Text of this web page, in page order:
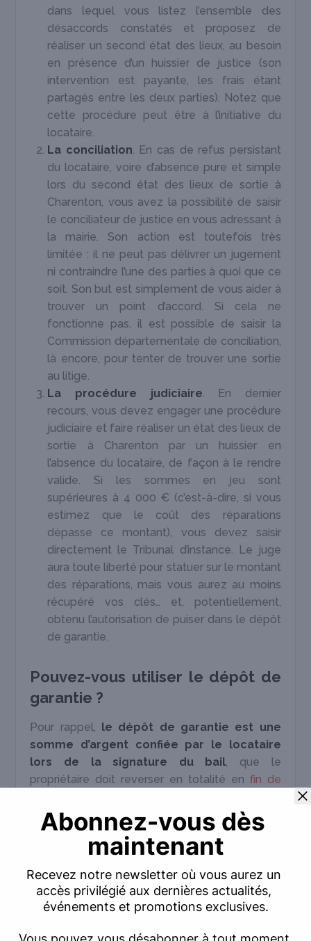
dans lequel vous listez l’ensemble des
désaccords constatés et proposez de
réaliser un second état des lieux, au besoin
en présence d’un huissier de justice (son
intervention est payante, les frais étant
partagés entre les deux parties). Notez que
cette procédure peut être à l’initiative du
locataire.
La conciliation. En cas de refus persistant
du locataire, voire d’absence pure et simple
lors du second état des lieux de sortie à
Charenton, vous avez la possibilité de saisir
le conciliateur de justice en vous adressant à
la mairie. Son action est toutefois très
limitée : il ne peut pas délivrer un jugement
ni contraindre l’une des parties à quoi que ce
soit. Son but est simplement de vous aider à
trouver un point d’accord. Si cela ne
fonctionne pas, il est possible de saisir la
Commission départementale de conciliation,
là encore, pour tenter de trouver une sortie
au litige.
La procédure judiciaire. En dernier
recours, vous devez engager une procédure
judiciaire et faire réaliser un état des lieux de
sortie à Charenton par un huissier en
l’absence du locataire, de façon à le rendre
valide. Si les sommes en jeu sont
supérieures à 4 000 € (c’est-à-dire, si vous
estimez que le coût des réparations
dépasse ce montant), vous devez saisir
directement le Tribunal d’instance. Le juge
aura toute liberté pour statuer sur le montant
des réparations, mais vous aurez au moins
récupéré vos clés… et, potentiellement,
obtenu l’autorisation de puiser dans le dépôt
de garantie.
Pouvez-vous utiliser le dépôt de
garantie ?
Pour rappel, le dépôt de garantie est une
somme d’argent confiée par le locataire
lors de la signature du bail, que le
propriétaire doit reverser en totalité en fin de
puiser dedans, par exemple pour compenser
des loyers manquants ou pour financer des
réparations dans le logement.
Mais attention :aucune retenue n’est
possible sans un état des lieux de sortie à
Charenton valide, donc réalisé de façon
contradictoire, c’est-à-dire signé par les deux